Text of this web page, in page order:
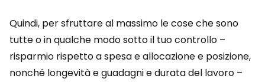
Quindi, per sfruttare al massimo le cose che sono
tutte o in qualche modo sotto il tuo controllo –
risparmio rispetto a spesa e allocazione e posizione,
nonché longevità e guadagni e durata del lavoro –